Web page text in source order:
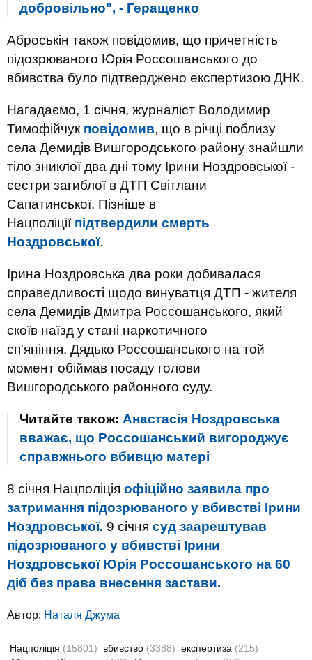
добровільно", - Геращенко
Аброськін також повідомив, що причетність
підозрюваного Юрія Россошанського до
вбивства було підтверджено експертизою ДНК.
Нагадаємо, 1 січня, журналіст Володимир
Тимофійчук повідомив, що в річці поблизу
села Демидів Вишгородського району знайшли
тіло зниклої два дні тому Ірини Ноздровської -
сестри загиблої в ДТП Світлани
Сапатинської. Пізніше в
Нацполіції підтвердили смерть
Ноздровської.
Ірина Ноздровська два роки добивалася
справедливості щодо винуватця ДТП - жителя
села Демидів Дмитра Россошанського, який
скоїв наїзд у стані наркотичного
сп'яніння. Дядько Россошанського на той
момент обіймав посаду голови
Вишгородського районного суду.
Читайте також: Анастасія Ноздровська
вважає, що Россошанський вигороджує
справжнього вбивцю матері
8 січня Нацполіція офіційно заявила про
затримання підозрюваного у вбивстві Ірини
Ноздровської. 9 січня суд заарештував
підозрюваного у вбивстві Ірини
Ноздровської Юрія Россошанського на 60
діб без права внесення застави.
Автор: Наталя Джума
Нацполіція (15801) вбивство (3388) експертиза (215)